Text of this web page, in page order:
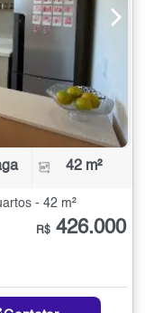
42 m²
- 42 m²
R$ 426.000